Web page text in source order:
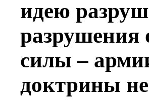
идею
разрушения
силы –
доктрины